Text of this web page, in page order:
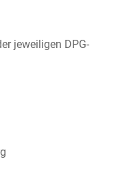
jeweiligen DPG-